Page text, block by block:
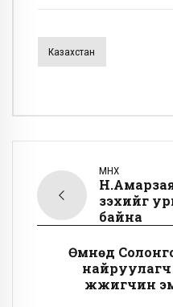
Казахстан
ӨМНӨХ
үзэхийг
байна
Өмнөд
жүжигчин